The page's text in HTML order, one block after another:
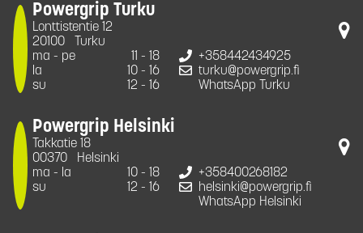
Powergrip Turku
Lonttistentie 12
20100
Turku
ma - pe
11 - 18
la
10 - 16
su
12 - 16
+358442434925
turku@powergrip.fi
WhatsApp Turku
Powergrip Helsinki
Takkatie 18
00370
Helsinki
ma - la
10 - 18
su
12 - 16
+358400268182
helsinki@powergrip.fi
WhatsApp Helsinki